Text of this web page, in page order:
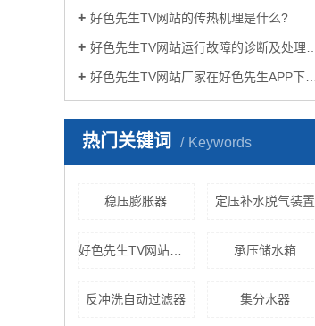
好色先生TV网站的传热机理是什么?
好色先生TV网站运行故障的诊断及处理方法
好色先生TV网站厂家在好色先生APP下载苹果手机安装生活中有哪些作用？
热门关键词 Keywords
稳压膨胀器 定压补水脱气装置
承压储水箱
反冲洗自动过滤器 集分水器